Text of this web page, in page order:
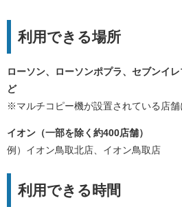
利用できる場所
ローソン、ローソンポプラ、セブンイ
ど
※マルチコピー機が設置されている店舗
イオン（一部を除く約400店舗）
例）イオン鳥取北店、イオン鳥取店
利用できる時間